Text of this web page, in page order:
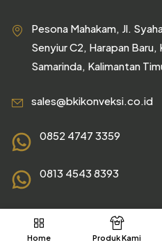
Pesona Mahakam, Jl.
Senyiur C2, Harapan Baru,
Samarinda, Kalimantan
sales@bkikonveksi.co.id
0852 4747 3359
0813 4543 8393
Home Produk Kami